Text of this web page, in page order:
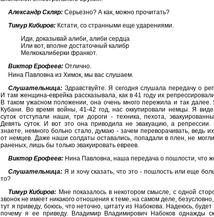
Александр Скляр: Серьезно? А как, можно прочитать?
Тимур Кибиров: Кстати, со странными еще ударениями.
Иди, доказывай алиби, алиби сердца
Или вот, вполне достаточный калибр
Мелкокалиберки франкот.
Виктор Ерофеев: Отлично.
Нина Павловна из Химок, мы вас слушаем.
Слушательница: Здравствуйте. Я сегодня слушала передачу о
И там женщина-еврейка рассказывала, как в 41 году их
В таком ужасном положении, она очень много пережила и так
Кубани. Во время войны, 41-42 год, нас оккупировали немцы. Я
суток отступали наши, три дороги - техника, пехота,
Девять суток. И вот это она приводила не эвакуацию, а репрессии.
знаете, немного больно стало, думаю - зачем переворачивать, ведь
от немцев. Даже наши солдаты оставались, попадали в плен, не
раненых, лишь бы только эвакуировать евреев.
Виктор Ерофеев: Нина Павловна, наша передача о пошлости, что
Слушательница: Я и хочу сказать, что это - пошлость или еще
то?
Тимур Кибиров: Мне показалось в некотором смысле, с одной
звонок не имеет никакого отношения к теме, на самом деле,
тут я приведу, боюсь, что неточно, цитату из Набокова. Надеюсь, будет
почему я ее приведу. Владимир Владимирович Набоков однажды